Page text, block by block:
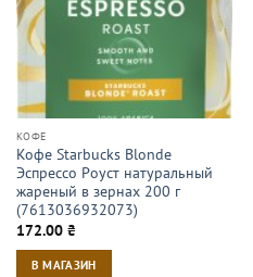
КОФЕ
Кофе Starbucks Blonde
Эспрессо Роуст натуральный
жареный в зернах 200 г
(7613036932073)
172.00 ₴
В МАГАЗИН